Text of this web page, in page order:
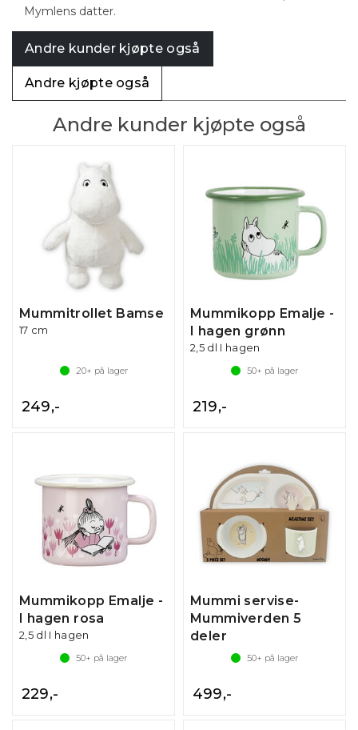
Mymlens datter.
Andre kunder kjøpte også
Andre kjøpte også
Andre kunder kjøpte også
Mummitrollet Bamse
17 cm
20+ på lager
249,-
Mummikopp Emalje -
I hagen grønn
2,5 dl I hagen
50+ på lager
219,-
Mummikopp Emalje -
I hagen rosa
2,5 dl I hagen
50+ på lager
229,-
Mummi servise-
Mummiverden 5
deler
50+ på lager
499,-